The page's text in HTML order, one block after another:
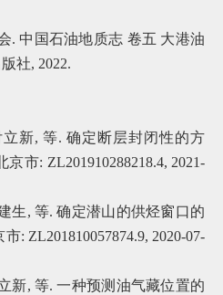
. 中国石油地质志 卷五 大港油
社, 2022.
立新, 等. 确定断层封闭性的方
市: ZL201910288218.4, 2021-
生, 等. 确定潜山的供烃窗口的
: ZL201810057874.9, 2020-07-
新, 等. 一种预测油气藏位置的